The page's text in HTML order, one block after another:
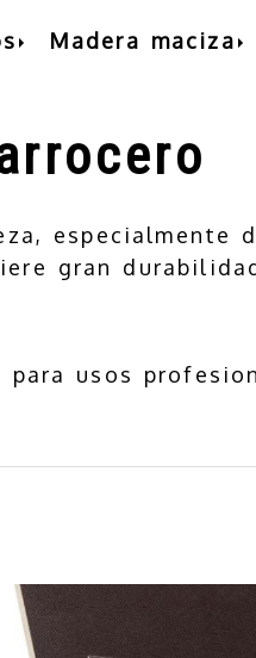
Madera maciza
especialmente
gran
usos